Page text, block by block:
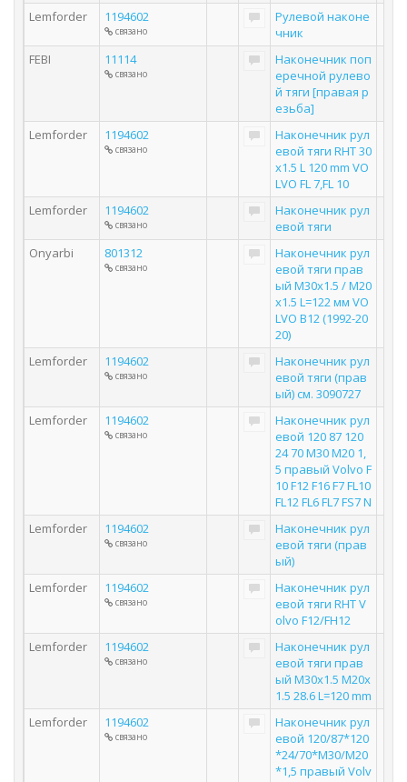
Lemforder
1194602
связано
Рулевой наконе
чник
FEBI
11114
связано
Наконечник поп
еречной рулево
й тяги [правая р
езьба]
Lemforder
1194602
связано
Наконечник рул
евой тяги RHT 30
x1.5 L 120 mm VO
LVO FL 7,FL 10
Lemforder
1194602
связано
Наконечник рул
евой тяги
Onyarbi
801312
связано
Наконечник рул
евой тяги прав
ый M30х1.5 / M20
х1.5 L=122 мм VO
LVO B12 (1992-20
20)
Lemforder
1194602
связано
Наконечник рул
евой тяги (прав
ый) см. 3090727
Lemforder
1194602
связано
Наконечник рул
евой 120 87 120
24 70 M30 M20 1,
5 правый Volvo F
10 F12 F16 F7 FL10
FL12 FL6 FL7 FS7 N
Lemforder
1194602
связано
Наконечник рул
евой тяги (прав
ый)
Lemforder
1194602
связано
Наконечник рул
евой тяги RHT V
olvo F12/FH12
Lemforder
1194602
связано
Наконечник рул
евой тяги прав
ый M30x1.5 M20x
1.5 28.6 L=120 mm
Lemforder
1194602
связано
Наконечник рул
евой 120/87*120
*24/70*M30/M20
*1,5 правый Volv